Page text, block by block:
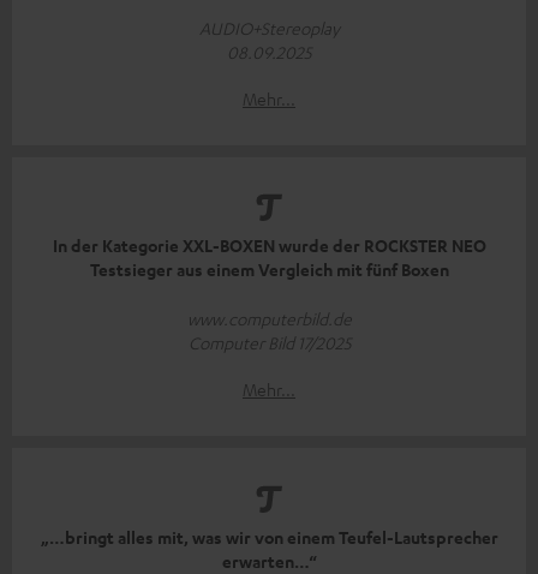
AUDIO+Stereoplay
08.09.2025
Mehr...
In der Kategorie XXL-BOXEN wurde der ROCKSTER NEO
Testsieger aus einem Vergleich mit fünf Boxen
www.computerbild.de
Computer Bild 17/2025
Mehr...
„…bringt alles mit, was wir von einem Teufel-Lautsprecher
erwarten…“